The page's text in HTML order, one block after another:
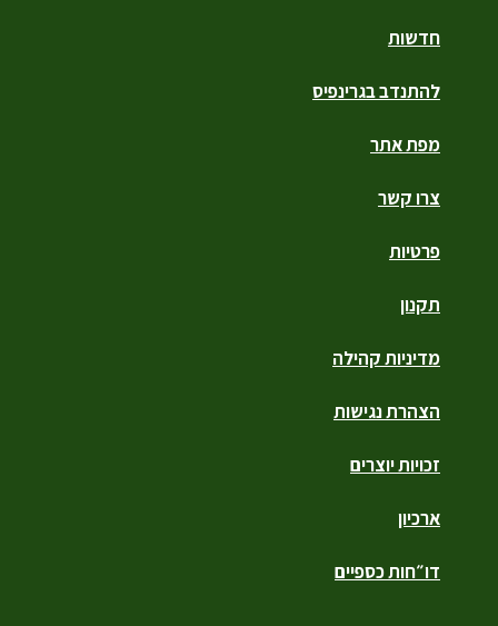
חדשות
להתנדב בגרינפיס
מפת אתר
צרו קשר
פרטיות
תקנון
מדיניות קהילה
הצהרת נגישות
זכויות יוצרים
ארכיון
דו״חות כספיים